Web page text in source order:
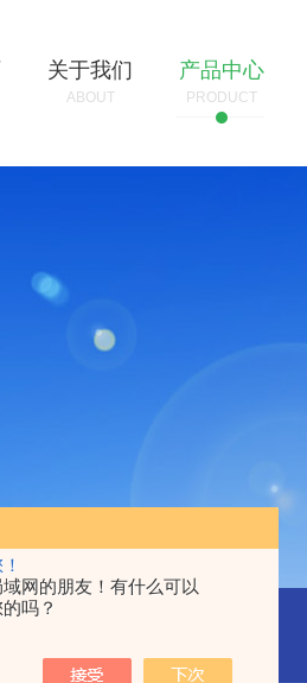
网的朋友！有什么可以
吗？
关于我们
ABOUT
产品中心
PRODUCT